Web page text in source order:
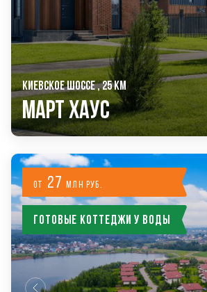
КИЕВСКОЕ ШОССЕ , 25 КМ
Март Хаус
от 27млн руб.
Готовые коттеджи у воды